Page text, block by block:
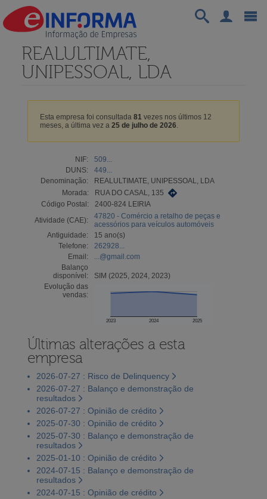
REALULTIMATE,
UNIPESSOAL, LDA
Esta empresa foi consultada 81vezes nos últimos 12
meses, a última vez a 25 de julho de 2026.
NIF:
509...
DUNS:
449...
Denominação:
REALULTIMATE, UNIPESSOAL, LDA
Morada:
RUA DO CASAL, 135
Código Postal:
2400-824 LEIRIA
Atividade (CAE):
47820 - Comércio a retalho de peças e
acessórios para veículos automóveis
Antiguidade:
15 ano(s)
Telefone:
262928...
Email:
...@gmail.com
Balanço
disponível:
SIM (2025, 2024, 2023)
Evolução das
vendas:
2023 2024 2025
Últimas alterações a esta
empresa
2026-07-27 : Risco de Delinquency
2026-07-27 : Balanço e demonstração de
resultados
2026-07-27 : Opinião de crédito
2025-07-30 : Opinião de crédito
2025-07-30 : Balanço e demonstração de
resultados
2025-01-10 : Opinião de crédito
2024-07-15 : Balanço e demonstração de
resultados
2024-07-15 : Opinião de crédito